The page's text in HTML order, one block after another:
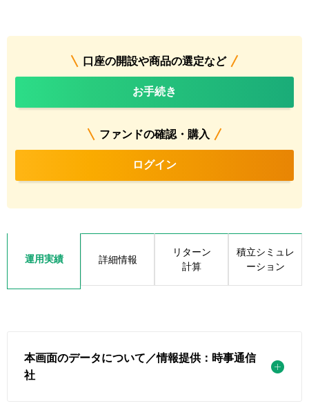
口座の開設や商品の選定など
お手続き
ファンドの確認・購入
ログイン
運用実績 詳細情報
リターン
計算
積立シミュレ
ーション
本画面のデータについて／情報提供：時事通信
社